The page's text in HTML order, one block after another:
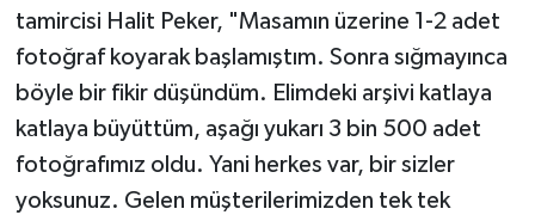
tamircisi Halit Peker, "Masamın üzerine 1-2 adet
fotoğraf koyarak başlamıştım. Sonra sığmayınca
böyle bir fikir düşündüm. Elimdeki arşivi katlaya
katlaya büyüttüm, aşağı yukarı 3 bin 500 adet
fotoğrafımız oldu. Yani herkes var, bir sizler
yoksunuz. Gelen müşterilerimizden tek tek